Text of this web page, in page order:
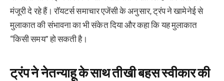
मंजूरी दे रहे हैं। रॉयटर्स समाचार एजेंसी के अनुसार, ट्रंप ने खामेनेई से
मुलाकात की संभावना का भी संकेत दिया और कहा कि यह मुलाकात
“किसी समय” हो सकती है।
ट्रंप ने नेतन्याहू के साथ तीखी बहस स्वीकार की